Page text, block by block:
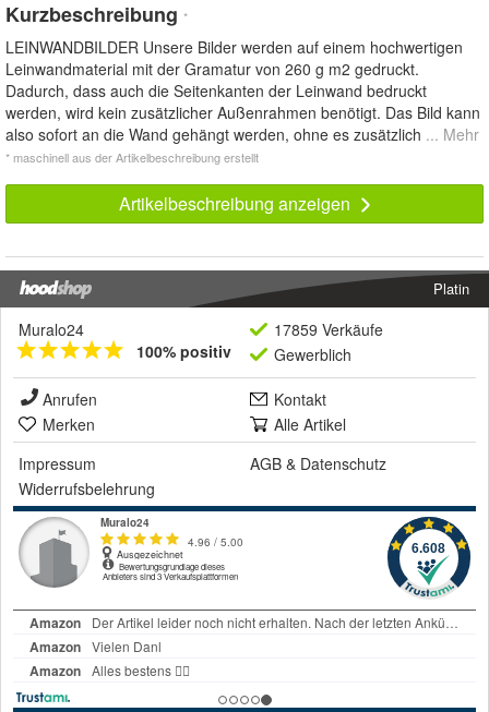
Kurzbeschreibung *
LEINWANDBILDER Unsere Bilder werden auf einem hochwertigen
Leinwandmaterial mit der Gramatur von 260 g m2 gedruckt.
Dadurch, dass auch die Seitenkanten der Leinwand bedruckt
werden, wird kein zusätzlicher Außenrahmen benötigt. Das Bild kann
also sofort an die Wand gehängt werden, ohne es zusätzlich ... Mehr
* maschinell aus der Artikelbeschreibung erstellt
Artikelbeschreibung anzeigen
Platin
Muralo24
100% positiv
17859 Verkäufe
Gewerblich
Anrufen
Kontakt
Merken
Alle Artikel
Impressum
AGB & Datenschutz
Widerrufsbelehrung